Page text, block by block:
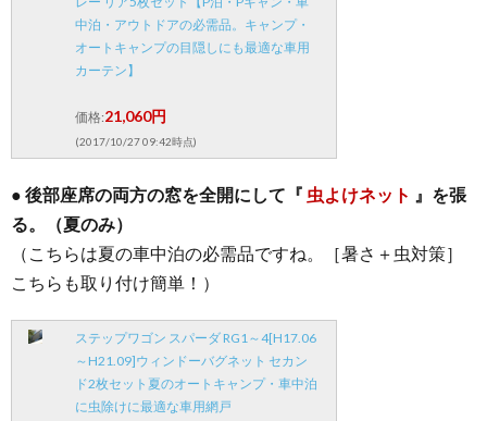
中泊・アウトドアの必需品。キャンプ・
オートキャンプの目隠しにも最適な車用
カーテン】
価格:21,060円
(2017/10/27 09:42時点)
● 後部座席の両方の窓を全開にして『 虫よけネット 』を張
る。（夏のみ）
（こちらは夏の車中泊の必需品ですね。［暑さ＋虫対策］
こちらも取り付け簡単！）
ステップワゴン スパーダ RG1～4[H17.06
～H21.09]ウィンドーバグネット セカン
ド2枚セット夏のオートキャンプ・車中泊
に虫除けに最適な車用網戸